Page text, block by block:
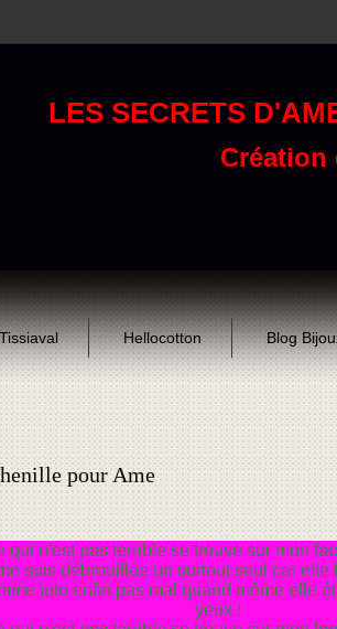
LES SECRETS
Création
Hellocotton Blog
pour Ame